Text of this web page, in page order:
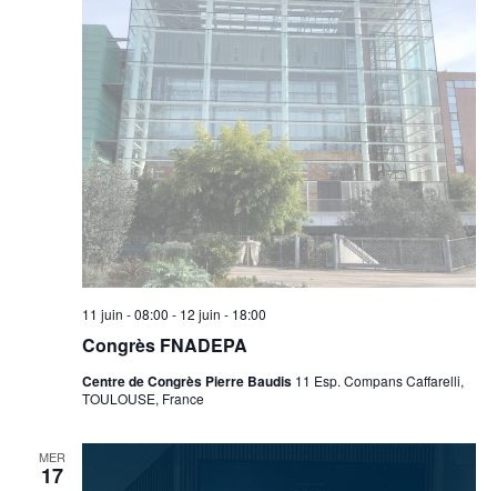
Congrès FNADEPA
11 juin - 08:00 - 12 juin - 18:00
Centre de Congrès Pierre Baudis 11 Esp. Compans Caffarelli,
TOULOUSE, France
MER
17